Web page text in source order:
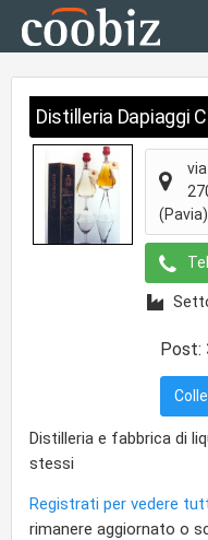
Distilleria Dapiaggi
(Pavia)
Tel.
Post:
Distilleria e fabbrica di
stessi
Registrati per vedere
rimanere aggiornato o